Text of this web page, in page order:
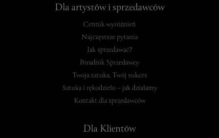
Dla artystów i sprzedawców
Cennik wyróżnień
Najczęstsze pytania
Jak sprzedawać?
Poradnik Sprzedawcy
Twoja sztuka, Twój sukces
Sztuka i rękodzieło – jak działamy
Kontakt dla sprzedawców
Dla Klientów